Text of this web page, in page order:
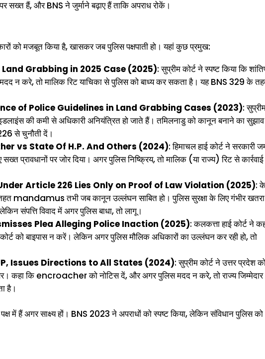
हैं, और BNS ने जुर्माने बढ़ाए हैं ताकि अपराध रोकें।
को मजबूत किया है, खासकर जब पुलिस पक्षपाती हो। यहां कुछ प्रमुख:
Grabbing in 2025 Case (2025): सुप्रीम कोर्ट ने स्पष्ट किया कि
न करे, तो मालिक रिट याचिका से पुलिस को बाध्य कर सकता है। यह BNS 329 के
of Police Guidelines in Land Grabbing Cases (2023):
की कमी से अधिकारी अनियंत्रित हो जाते हैं। तमिलनाडु को कानून बनाने का सुझाव
से चुनौती दें।
vs State Of H.P. And Others (2024): हिमाचल हाई कोर्ट ने सरकारी
पर जोर दिया। अगर पुलिस निष्क्रिय, तो मालिक (या राज्य) रिट से
Article 226 Lies Only on Proof of Law Violation (2025):
mandamus तभी जब कानून उल्लंघन साबित हो। पुलिस सुरक्षा के लिए गंभीर खतरा
संपत्ति विवाद में अगर पुलिस बाधा, तो लागू।
Plea Alleging Police Inaction (2025): कलकत्ता हाई कोर्ट ने
को बाइपास न करें। लेकिन अगर पुलिस मौलिक अधिकारों का उल्लंघन कर रही हो, तो
Issues Directions to All States (2024): सुप्रीम कोर्ट ने उत्तर प्रदेश
कि encroacher को नोटिस दें, और अगर पुलिस मदद न करे, तो राज्य
है।
में हैं अगर साक्ष्य हों। BNS 2023 ने अपराधों को स्पष्ट किया, लेकिन संविधान पुलिस को